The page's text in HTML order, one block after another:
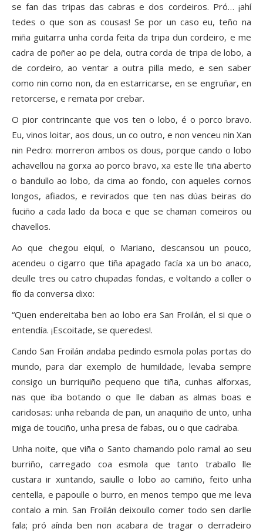
se fan das tripas das cabras e dos cordeiros. Pró… ¡ahí
tedes o que son as cousas! Se por un caso eu, teño na
miña guitarra unha corda feita da tripa dun cordeiro, e me
cadra de poñer ao pe dela, outra corda de tripa de lobo, a
de cordeiro, ao ventar a outra pilla medo, e sen saber
como nin como non, da en estarricarse, en se engruñar, en
retorcerse, e remata por crebar.
O pior contrincante que vos ten o lobo, é o porco bravo.
Eu, vinos loitar, aos dous, un co outro, e non venceu nin Xan
nin Pedro: morreron ambos os dous, porque cando o lobo
achavellou na gorxa ao porco bravo, xa este lle tiña aberto
o bandullo ao lobo, da cima ao fondo, con aqueles cornos
longos, afiados, e revirados que ten nas dúas beiras do
fuciño a cada lado da boca e que se chaman comeiros ou
chavellos.
Ao que chegou eiquí, o Mariano, descansou un pouco,
acendeu o cigarro que tiña apagado facía xa un bo anaco,
deulle tres ou catro chupadas fondas, e voltando a coller o
fío da conversa dixo:
“Quen endereitaba ben ao lobo era San Froilán, el si que o
entendía. ¡Escoitade, se queredes!.
Cando San Froilán andaba pedindo esmola polas portas do
mundo, para dar exemplo de humildade, levaba sempre
consigo un burriquiño pequeno que tiña, cunhas alforxas,
nas que iba botando o que lle daban as almas boas e
caridosas: unha rebanda de pan, un anaquiño de unto, unha
miga de touciño, unha presa de fabas, ou o que cadraba.
Unha noite, que viña o Santo chamando polo ramal ao seu
burriño, carregado coa esmola que tanto traballo lle
custara ir xuntando, saiulle o lobo ao camiño, feito unha
centella, e papoulle o burro, en menos tempo que me leva
contalo a min. San Froilán deixoullo comer todo sen darlle
fala; pró aínda ben non acabara de tragar o derradeiro